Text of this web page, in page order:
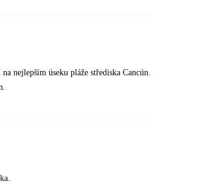
nejlepším úseku pláže střediska Cancún.